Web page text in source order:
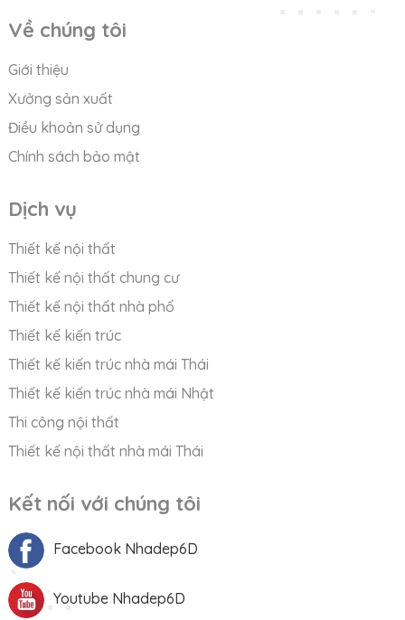
Về chúng tôi
Giới thiệu
Xưởng sản xuất
Điều khoản sử dụng
Chính sách bảo mật
Dịch vụ
Thiết kế nội thất
Thiết kế nội thất chung cư
Thiết kế nội thất nhà phố
Thiết kế kiến trúc
Thiết kế kiến trúc nhà mái Thái
Thiết kế kiến trúc nhà mái Nhật
Thi công nội thất
Thiết kế nội thất nhà mái Thái
Kết nối với chúng tôi
Facebook Nhadep6D
Youtube Nhadep6D